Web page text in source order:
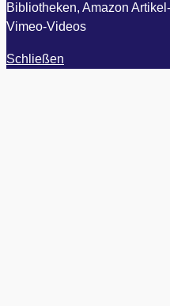
Bibliotheken, Amazon
Vimeo-Videos
Schließen